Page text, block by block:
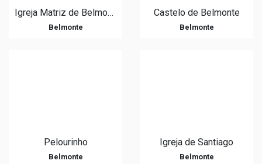
Igreja Matriz de Belmonte
Belmonte
Castelo de Belmonte
Belmonte
Pelourinho
Belmonte
Igreja de Santiago
Belmonte